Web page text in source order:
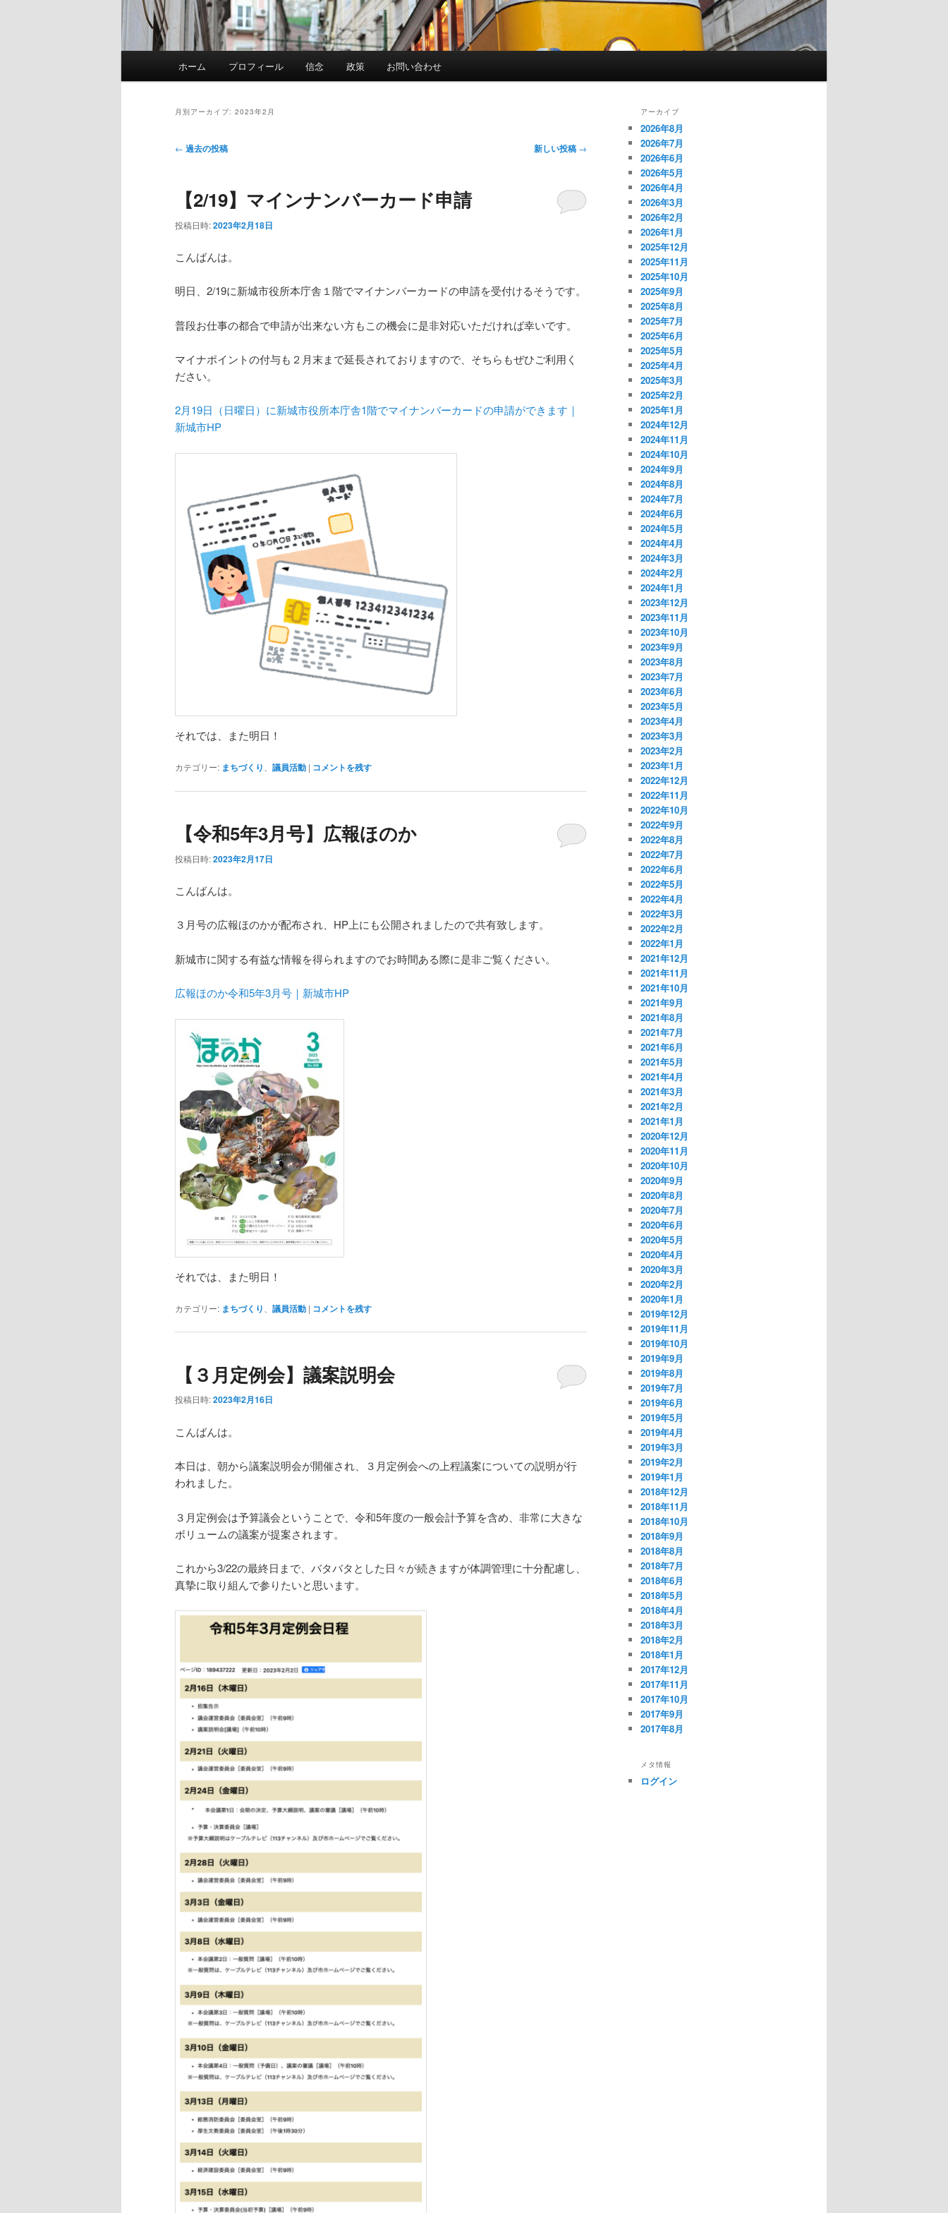
ホーム プロフィール 信念 政策 お問い合わせ
月別アーカイブ: 2023年2月
投
ー
ョ
ン
← 過去の投稿 新しい投稿 →
【2/19】マインナンバーカード申請
投稿日時:2023年2月18日
こんばんは。
明日、2/19に新城市役所本庁舎１階でマイナンバーカードの申請を受付けるそうです。
普段お仕事の都合で申請が出来ない方もこの機会に是非対応いただければ幸いです。
マイナポイントの付与も２月末まで延長されておりますので、そちらもぜひご利用く
ださい。
2月19日（日曜日）に新城市役所本庁舎1階でマイナンバーカードの申請ができます｜
新城市HP
それでは、また明日！
カテゴリー: まちづくり 議員活動 | コメントを残す
【令和5年3月号】広報ほのか
投稿日時:2023年2月17日
こんばんは。
３月号の広報ほのかが配布され、HP上にも公開されましたので共有致します。
新城市に関する有益な情報を得られますのでお時間ある際に是非ご覧ください。
広報ほのか令和5年3月号｜新城市HP
それでは、また明日！
カテゴリー: まちづくり 議員活動 | コメントを残す
【３月定例会】議案説明会
投稿日時:2023年2月16日
こんばんは。
本日は、朝から議案説明会が開催され、３月定例会への上程議案についての説明が行
われました。
３月定例会は予算議会ということで、令和5年度の一般会計予算を含め、非常に大きな
ボリュームの議案が提案されます。
これから3/22の最終日まで、バタバタとした日々が続きますが体調管理に十分配慮し、
真摯に取り組んで参りたいと思います。
アーカイブ
2026年8月
2026年7月
2026年6月
2026年5月
2026年4月
2026年3月
2026年2月
2026年1月
2025年12月
2025年11月
2025年10月
2025年9月
2025年8月
2025年7月
2025年6月
2025年5月
2025年4月
2025年3月
2025年2月
2025年1月
2024年12月
2024年11月
2024年10月
2024年9月
2024年8月
2024年7月
2024年6月
2024年5月
2024年4月
2024年3月
2024年2月
2024年1月
2023年12月
2023年11月
2023年10月
2023年9月
2023年8月
2023年7月
2023年6月
2023年5月
2023年4月
2023年3月
2023年2月
2023年1月
2022年12月
2022年11月
2022年10月
2022年9月
2022年8月
2022年7月
2022年6月
2022年5月
2022年4月
2022年3月
2022年2月
2022年1月
2021年12月
2021年11月
2021年10月
2021年9月
2021年8月
2021年7月
2021年6月
2021年5月
2021年4月
2021年3月
2021年2月
2021年1月
2020年12月
2020年11月
2020年10月
2020年9月
2020年8月
2020年7月
2020年6月
2020年5月
2020年4月
2020年3月
2020年2月
2020年1月
2019年12月
2019年11月
2019年10月
2019年9月
2019年8月
2019年7月
2019年6月
2019年5月
2019年4月
2019年3月
2019年2月
2019年1月
2018年12月
2018年11月
2018年10月
2018年9月
2018年8月
2018年7月
2018年6月
2018年5月
2018年4月
2018年3月
2018年2月
2018年1月
2017年12月
2017年11月
2017年10月
2017年9月
2017年8月
メタ情報
ログイン